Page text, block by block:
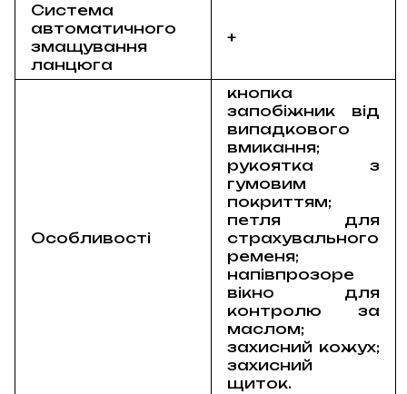
Система
автоматичного
змащування
ланцюга
+
Особливості
кнопка
запобіжник від
випадкового
вмикання;
рукоятка з
гумовим
покриттям;
петля для
страхувального
ременя;
напівпрозоре
вікно для
контролю за
маслом;
захисний кожух;
захисний
щиток.